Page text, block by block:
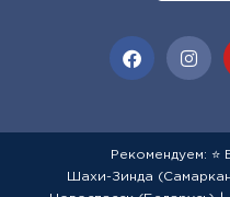
Рекомендуем:
Шахи-Зинда